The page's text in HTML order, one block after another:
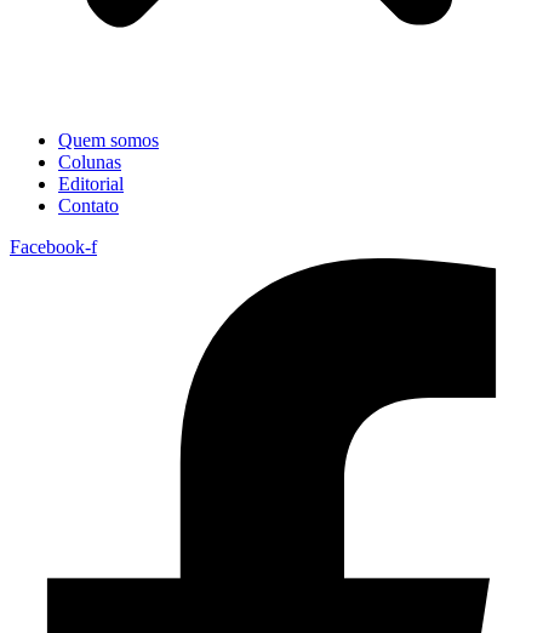
Quem somos
Colunas
Editorial
Contato
Facebook-f